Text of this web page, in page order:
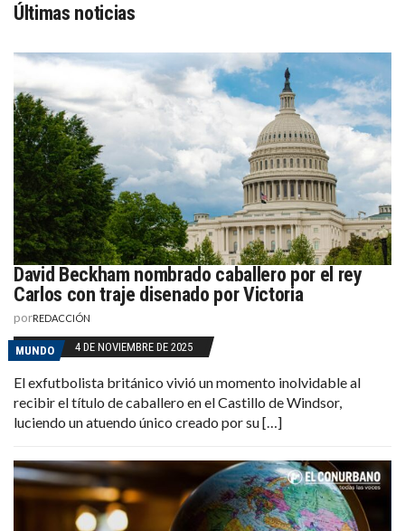
Últimas noticias
David Beckham nombrado caballero por el rey
Carlos con traje disenado por Victoria
porREDACCIÓN
MUNDO 4 DE NOVIEMBRE DE 2025
El exfutbolista británico vivió un momento inolvidable al
recibir el título de caballero en el Castillo de Windsor,
luciendo un atuendo único creado por su […]